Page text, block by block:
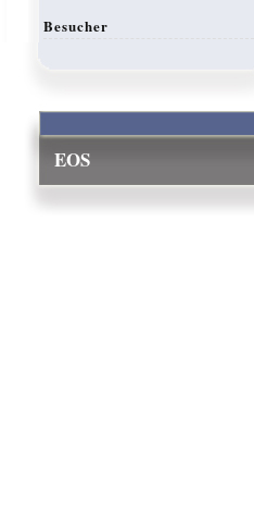
Besucher
EOS